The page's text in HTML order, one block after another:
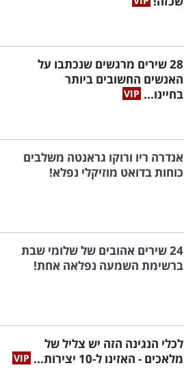
28 שירים מרגשים שנכתבו על
האנשים החשובים ביותר
בחיינו...
אנדרה ריו ורוקו גראנטה משלבים
כוחות בדואט מוזיקלי נפלא!
24 שירים אהובים של שלומי שבת
ברשימת השמעה נפלאה אחת!
לכלי הנגינה הזה יש צליל של
מלאכים - האזינו ל-10 יצירות...